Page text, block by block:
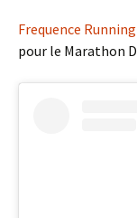
Frequence Running
pour le Marathon